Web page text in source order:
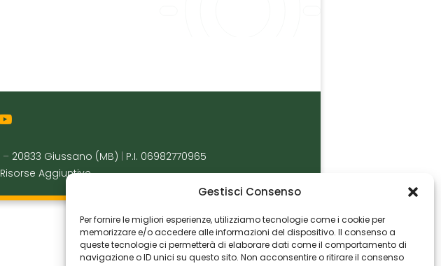
Gestisci Consenso
Per fornire le migliori esperienze, utilizziamo tecnologie come i cookie per
memorizzare e/o accedere alle informazioni del dispositivo. Il consenso a
queste tecnologie ci permetterà di elaborare dati come il comportamento di
navigazione o ID unici su questo sito. Non acconsentire o ritirare il consenso
– 20833 Giussano (MB)
P.I. 06982770965
Risorse Aggiuntive